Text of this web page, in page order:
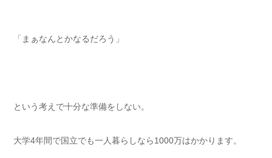
「まぁなんとかなるだろう」
という考えで十分な準備をしない。
大学4年間で国立でも一人暮らしなら1000万はかかります。